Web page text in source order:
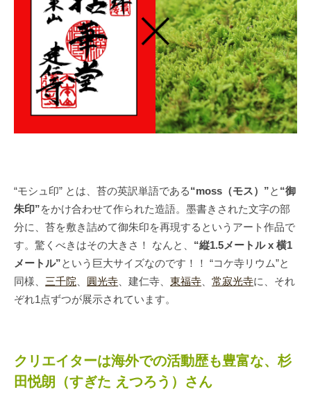
“モシュ印” とは、苔の英訳単語である“moss（モス）”と “御
朱印”をかけ合わせて作られた造語。墨書きされた文字の部
分に、苔を敷き詰めて御朱印を再現するというアート作品で
す。驚くべきはその大きさ！ なんと、 “縦1.5メートル x 横1
メートル”という巨大サイズなのです！！ “コケ寺リウム”と
同様、 三千院 圓光寺 、建仁寺、東福寺 、常寂光寺に、それ
ぞれ1点ずつが展示されています。
クリエイターは海外での活動歴も豊富な、杉
田悦朗（すぎた えつろう）さん